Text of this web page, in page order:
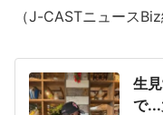
（J-CASTニュース
生
で...